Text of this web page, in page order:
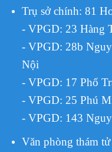
Trụ sở chính: 81
- VPGD: 23 Hàng
- VPGD: 28b
Nội
- VPGD: 17 Phố
- VPGD: 25 Phú
- VPGD: 143
Văn phòng thám